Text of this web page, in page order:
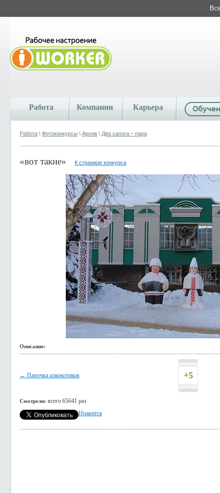
Работа Компании Карьера
Работа \ Фотоконкурсы \ Архив \ Два сапога – пара
«вот такие» К странице конкурса
Описание:
← Парочка алкокотиков +5
Смотрели: всего 65641 раз
Нравится